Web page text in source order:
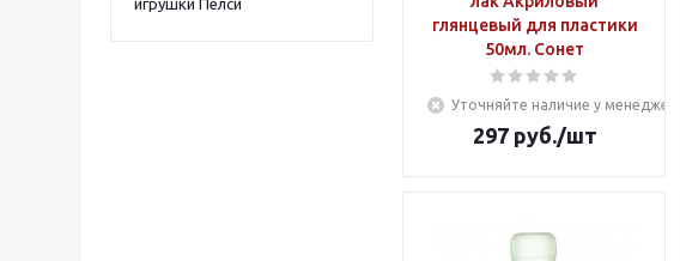
игрушки Пелси
глянцевый для пластики
50мл. Сонет
Уточняйте наличие у менеджера
297руб./шт